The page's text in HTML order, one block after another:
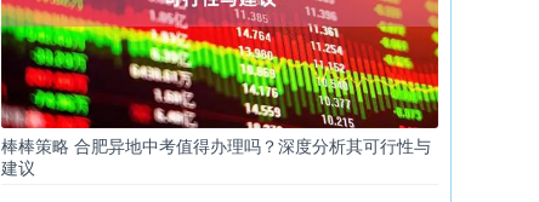
棒棒策略 合肥异地中考值得办理吗？深度分析其可行性与
建议